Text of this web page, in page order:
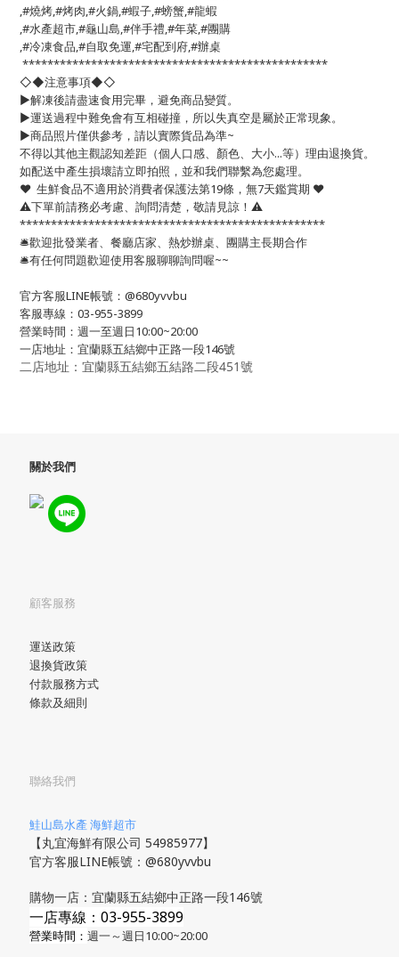
,#燒烤,#烤肉,#火鍋,#蝦子,#螃蟹,#龍蝦
,#水產超市,#龜山島,#伴手禮,#年菜,#團購
,#冷凍食品,#自取免運,#宅配到府,#辦桌
*************************************************
◇◆注意事項◆◇
▶️解凍後請盡速食用完畢，避免商品變質。
▶️運送過程中難免會有互相碰撞，所以失真空是屬於正常現象。
▶️商品照片僅供參考，請以實際貨品為準~
不得以其他主觀認知差距（個人口感、顏色、大小...等）理由退換貨。
如配送中產生損壞請立即拍照，並和我們聯繫為您處理。
❤️ 生鮮食品不適用於消費者保護法第19條，無7天鑑賞期 ❤️
⚠️下單前請務必考慮、詢問清楚，敬請見諒！⚠️
*************************************************
🛎歡迎批發業者、餐廳店家、熱炒辦桌、團購主長期合作
🛎有任何問題歡迎使用客服聊聊詢問喔~~
官方客服LINE帳號：@680yvvbu
客服專線：03-955-3899
營業時間：週一至週日10:00~20:00
一店地址：宜蘭縣五結鄉中正路一段146號
二店地址：宜蘭縣五結鄉五結路二段451號
關於我們
顧客服務
運送政策
退換貨政策
付款服務方式
條款及細則
聯絡我們
鮭山島水產 海鮮超市
【丸宜海鮮有限公司 54985977】
官方客服LINE帳號：@680yvvbu
購物一店：宜蘭縣五結鄉中正路一段146號
一店專線：03-955-3899
營業時間： 週一～週日10:00~20:00